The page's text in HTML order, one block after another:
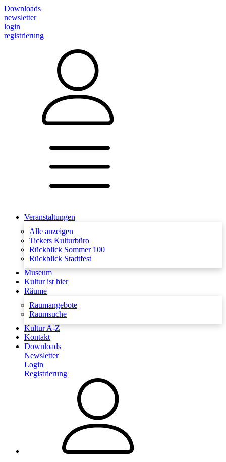
Downloads
newsletter
login
registrierung
Veranstaltungen
Alle anzeigen
Tickets Kulturbüro
Rückblick Sommer 100
Rückblick Stadtfest
Museum
Kultur ist hier
Räume
Raumangebote
Raumsuche
Kultur A-Z
Kontakt
Downloads
Newsletter
Login
Registrierung